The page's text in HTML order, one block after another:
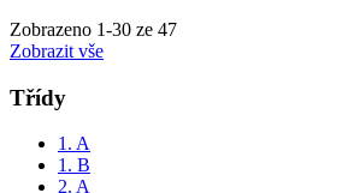
Zobrazeno 1-30 ze 47
Zobrazit vše
Třídy
1. A
1. B
2. A